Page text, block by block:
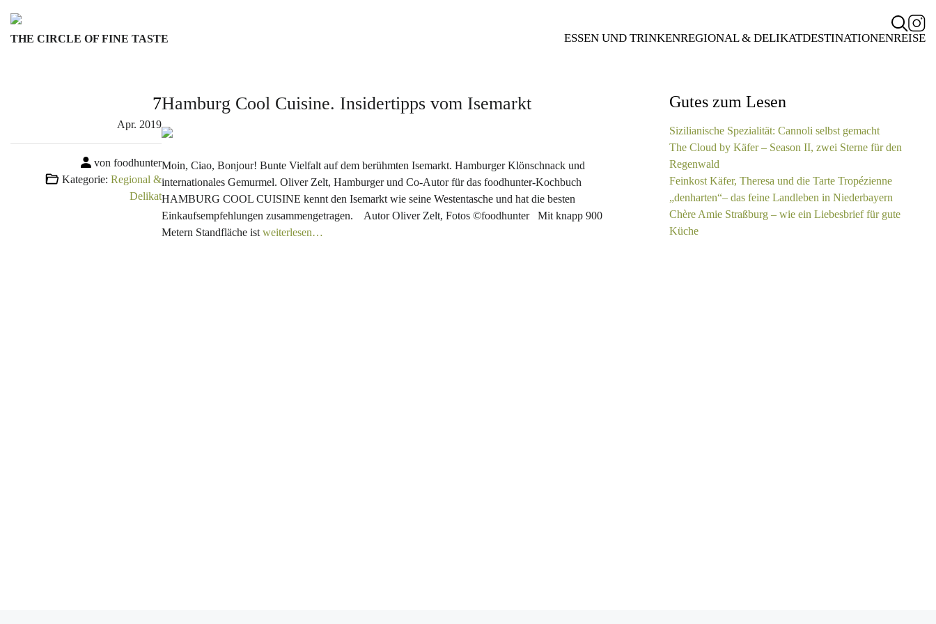
content
THE CIRCLE OF FINE TASTE ESSEN UND TRINKENREGIONAL & DELIKATDESTINATIONENREISE
7
Apr. 2019
von foodhunter
Kategorie: Regional &
Delikat
Hamburg Cool Cuisine. Insidertipps vom Isemarkt
Moin, Ciao, Bonjour! Bunte Vielfalt auf dem berühmten Isemarkt. Hamburger Klönschnack und
internationales Gemurmel. Oliver Zelt, Hamburger und Co-Autor für das foodhunter-Kochbuch
HAMBURG COOL CUISINE kennt den Isemarkt wie seine Westentasche und hat die besten
Einkaufsempfehlungen zusammengetragen. Autor Oliver Zelt, Fotos ©foodhunter Mit knapp 900
Metern Standfläche ist weiterlesen…
Gutes zum Lesen
Sizilianische Spezialität: Cannoli selbst gemacht
The Cloud by Käfer – Season II, zwei Sterne für den
Regenwald
Feinkost Käfer, Theresa und die Tarte Tropézienne
„denharten“– das feine Landleben in Niederbayern
Chère Amie Straßburg – wie ein Liebesbrief für gute
Küche